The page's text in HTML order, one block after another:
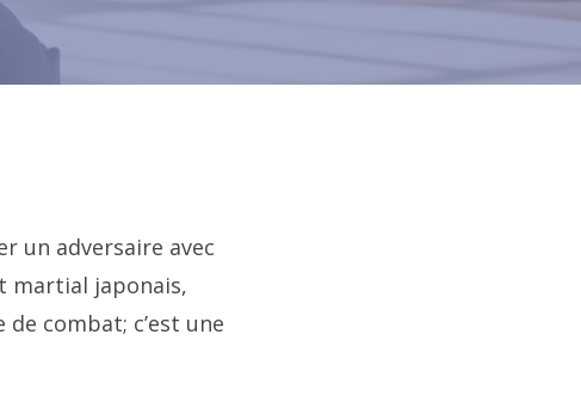
un adversaire avec
martial japonais,
combat; c’est une